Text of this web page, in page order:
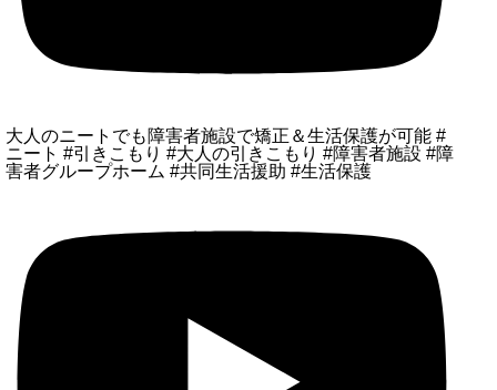
大人のニートでも障害者施設で矯正＆生活保護が可能 #
ニート #引きこもり #大人の引きこもり #障害者施設 #障
害者グループホーム #共同生活援助 #生活保護